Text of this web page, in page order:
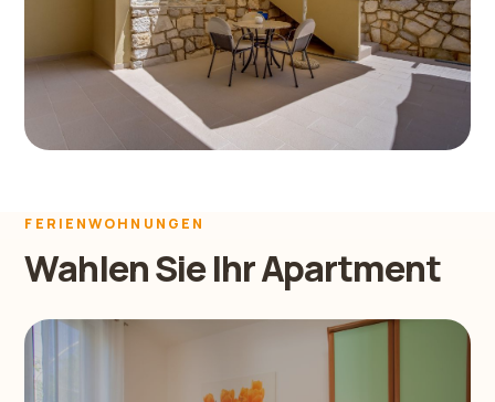
FERIENWOHNUNGEN
Wahlen Sie Ihr Apartment